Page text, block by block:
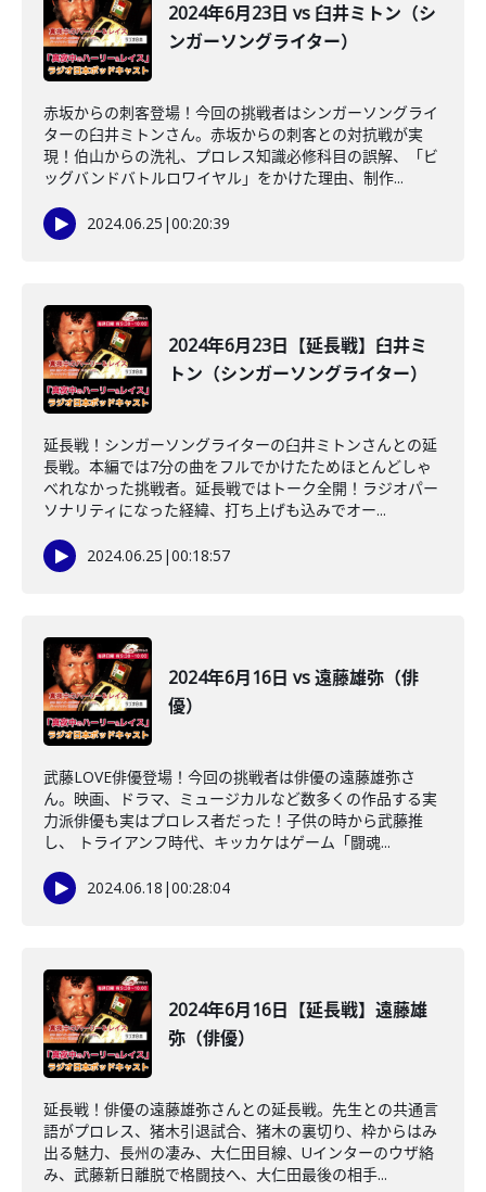
2024年6月23日 vs 臼井ミトン（シ
ンガーソングライター）
赤坂からの刺客登場！今回の挑戦者はシンガーソングライ
ターの臼井ミトンさん。赤坂からの刺客との対抗戦が実
現！伯山からの洗礼、プロレス知識必修科目の誤解、「ビ
ッグバンドバトルロワイヤル」をかけた理由、制作...
2024.06.25 |00:20:39
2024年6月23日【延長戦】臼井ミ
トン（シンガーソングライター）
延長戦！シンガーソングライターの臼井ミトンさんとの延
長戦。本編では7分の曲をフルでかけたためほとんどしゃ
べれなかった挑戦者。延長戦ではトーク全開！ラジオパー
ソナリティになった経緯、打ち上げも込みでオー...
2024.06.25 |00:18:57
2024年6月16日 vs 遠藤雄弥（俳
優）
武藤LOVE俳優登場！今回の挑戦者は俳優の遠藤雄弥さ
ん。映画、ドラマ、ミュージカルなど数多くの作品する実
力派俳優も実はプロレス者だった！子供の時から武藤推
し、 トライアンフ時代、キッカケはゲーム「闘魂...
2024.06.18 |00:28:04
2024年6月16日【延長戦】遠藤雄
弥（俳優）
延長戦！俳優の遠藤雄弥さんとの延長戦。先生との共通言
語がプロレス、猪木引退試合、猪木の裏切り、枠からはみ
出る魅力、長州の凄み、大仁田目線、Uインターのウザ絡
み、武藤新日離脱で格闘技へ、大仁田最後の相手...